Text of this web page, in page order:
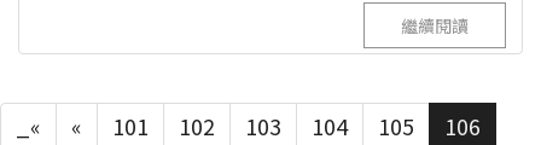
繼續閱讀
_« « 101 102 103 104 105
106